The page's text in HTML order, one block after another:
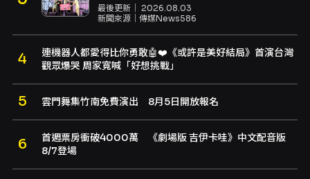
最後更新｜ 2026.08.03
新聞來源｜ 傳媒News586
連機器人都愛得比你勇敢🤖❤️《或許是美好結局》首演台灣
觀眾爆哭 周家寬喊「好想挑戰」
雲門舞集竹南免費演出 8月5日開放報名
首週票房衝破4000萬 《劇場版 吉伊卡哇》中文配音版
8/7登場